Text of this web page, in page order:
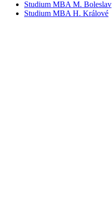
Studium MBA M. Boleslav
Studium MBA H. Králové